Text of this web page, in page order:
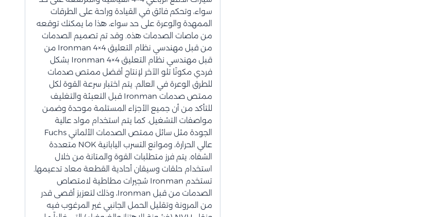
سواء، وتحكم فائق في القيادة وراحة على الطرقات
الممهدة والوعرة على حد سواء، هذا ما يمكنك توقعه
من ماصات الصدمات هذه. وقد تم تصميم الصدمات
من قبل مهندسي نظام التعليق Ironman 4×4 من
قبل مهندسي نظام التعليق Ironman 4×4 بشكل
فردي مكونًا تلو الآخر لإنتاج أفضل ممتص صدمات
للطرق الوعرة في العالم. يتم اختبار سرعة القوة لكل
ممتص صدمات Ironman قبل التعبئة والتغليف
للتأكد من أن جميع الأجزاء المستلمة موحدة وضمن
مواصفات التشغيل. كما يتم استخدام مواد عالية
الجودة مثل سائل ممتص الصدمات الألماني Fuchs
عالي الحرارة، وموانع التسرب اليابانية NOK متعددة
الشفاه. يتم فرز متطلبات القوة والمتانة من خلال
استخدام حلقات وسيقان أحادية القطعة معاد تدعيمها.
تستخدم Ironman شجيرات مطاطية لامتصاص
الصدمات من قبل Ironman، وذلك لتعزيز أقصى قدر
من المرونة وتقليل الحمل الجانبي غير المرغوب فيه